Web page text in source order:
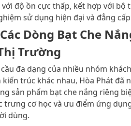
độ ồn cực thấp, kết hợp với bộ
sử dụng hiện đại và đẳng
Dòng Bạt Che
Trường
đa dạng của nhiều nhóm
trúc khác nhau, Hòa Phát đã
sản phẩm bạt che nắng riêng
trưng cơ học và ưu điểm ứng
dùng.